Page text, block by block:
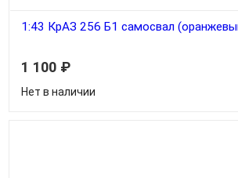
1:43 КрАЗ 256 Б1 самосвал
1 100 ₽
Нет в наличии